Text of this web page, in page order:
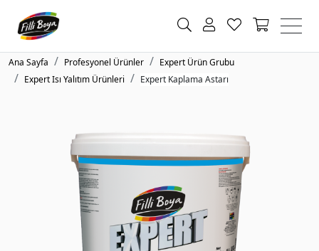
Ana Sayfa Profesyonel Ürünler
Expert Ürün Grubu
Expert Isı Yalıtım Ürünleri
Expert Kaplama Astarı